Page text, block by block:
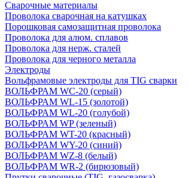
Сварочные материалы
Проволока сварочная на катушках
Порошковая самозащитная проволока
Проволока для алюм. сплавов
Проволока для нерж. сталей
Проволока для черного металла
Электроды
Вольфрамовые электроды для TIG сварки
ВОЛЬФРАМ WC-20 (серый)
ВОЛЬФРАМ WL-15 (золотой)
ВОЛЬФРАМ WL-20 (голубой)
ВОЛЬФРАМ WP (зеленый)
ВОЛЬФРАМ WT-20 (красный)
ВОЛЬФРАМ WY-20 (синий)
ВОЛЬФРАМ WZ-8 (белый)
ВОЛЬФРАМ WR-2 (бирюзовый)